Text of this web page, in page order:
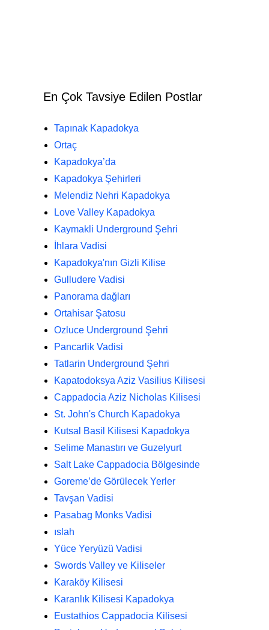
En Çok Tavsiye Edilen Postlar
Tapınak Kapadokya
Ortaç
Kapadokya’da
Kapadokya Şehirleri
Melendiz Nehri Kapadokya
Love Valley Kapadokya
Kaymakli Underground Şehri
İhlara Vadisi
Kapadokya'nın Gizli Kilise
Gulludere Vadisi
Panorama dağları
Ortahisar Şatosu
Ozluce Underground Şehri
Pancarlik Vadisi
Tatlarin Underground Şehri
Kapatodoksya Aziz Vasilius Kilisesi
Cappadocia Aziz Nicholas Kilisesi
St. John's Church Kapadokya
Kutsal Basil Kilisesi Kapadokya
Selime Manastırı ve Guzelyurt
Salt Lake Cappadocia Bölgesinde
Goreme’de Görülecek Yerler
Tavşan Vadisi
Pasabag Monks Vadisi
ıslah
Yüce Yeryüzü Vadisi
Swords Valley ve Kiliseler
Karaköy Kilisesi
Karanlık Kilisesi Kapadokya
Eustathios Cappadocia Kilisesi